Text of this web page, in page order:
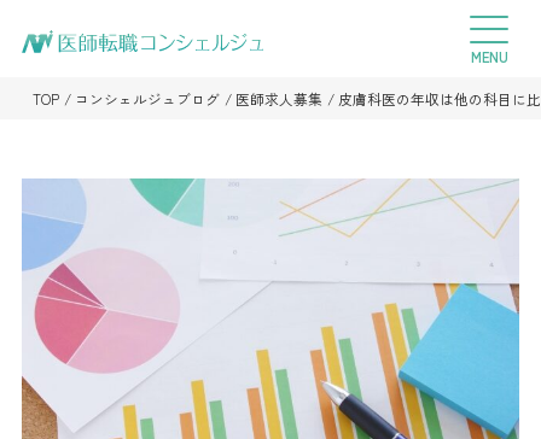
TOP コンシェルジュブログ 医師求人募集 皮膚科医の年収は他の科目に